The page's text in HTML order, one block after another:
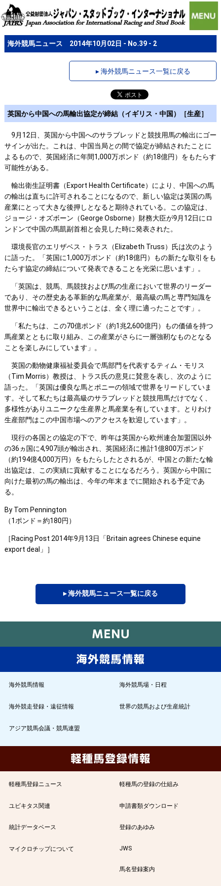
海外競馬ニュース 2014年10月02日 - No.39 - 2
▸ 海外競馬ニュース一覧に戻る
英国から中国への馬輸出協定が締結（イギリス・中国）［生産］
9月12日、英国から中国へのサラブレッドと競技用馬の輸出にゴー
サインが出た。これは、中国当局との間で協定が締結されたことに
よるもので、英国経済に年間1,000万ポンド（約18億円）をもたらす
可能性がある。
輸出衛生証明書（Export Health Certificate）により、中国への馬
の輸出は直ちに許可されることになるので、新しい協定は英国の馬
産業にとって大きな後押しとなると期待されている。この協定は、
ジョージ・オズボーン（George Osborne）財務大臣が9月12日にロ
ンドンで中国の馬凱副首相と会見した時に発表された。
環境長官のエリザベス・トラス（Elizabeth Truss）氏は次のよう
に語った。「英国に1,000万ポンド（約18億円）もの新たな取引をも
たらす協定の締結について発表できることを光栄に思います」。
「英国は、競馬、馬競技および馬の生産において世界のリーダー
であり、その歴史ある革新的な馬産業が、最高級の馬と専門知識を
世界中に輸出できるということは、全く理に適ったことです」。
「私たちは、この70億ポンド（約1兆2,600億円）もの価値を持つ
馬産業とともに取り組み、この産業がさらに一層強靭なものとなる
ことを楽しみにしています」。
英国の動物健康福祉委員会で馬部門を代表するティム・モリス
（Tim Morris）教授は、トラス氏の意見に賛意を表し、次のように
語った。「英国は優良な馬とポニーの領域で世界をリードしていま
す。そして私たちは最高級のサラブレッドと競技用馬だけでなく、
多様性がありユニークな生産界と馬産業を有しています。とりわけ
生産部門はこの中国市場へのアクセスを歓迎しています」。
現行の各国との協定の下で、昨年は英国から欧州連合加盟国以外
の36ヵ国に4,907頭が輸出され、英国経済に推計1億800万ポンド
（約194億4,000万円）をもたらしたとされるが、中国との新たな輸
出協定は、この実績に貢献することになるだろう。英国から中国に
向けた最初の馬の輸出は、今年の年末までに開始される予定であ
る。
By Tom Pennington
（1ポンド＝約180円）
［Racing Post 2014年9月13日「Britain agrees Chinese equine
export deal」］
▸ 海外競馬ニュース一覧に戻る
海外競馬情報 海外競馬場・日程
海外競走登録・遠征情報 世界の競馬および生産統計
アジア競馬会議・競馬連盟
軽種馬登録ニュース 軽種馬の登録の仕組み
ユビキタス関連 申請書類ダウンロード
統計データベース 登録のあゆみ
マイクロチップについて JWS
馬名登録案内